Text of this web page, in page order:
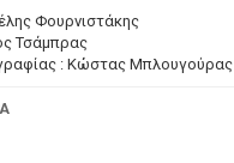
Φουρνιστάκης
Τσάμπρας
: Κώστας Μπλουγούρας